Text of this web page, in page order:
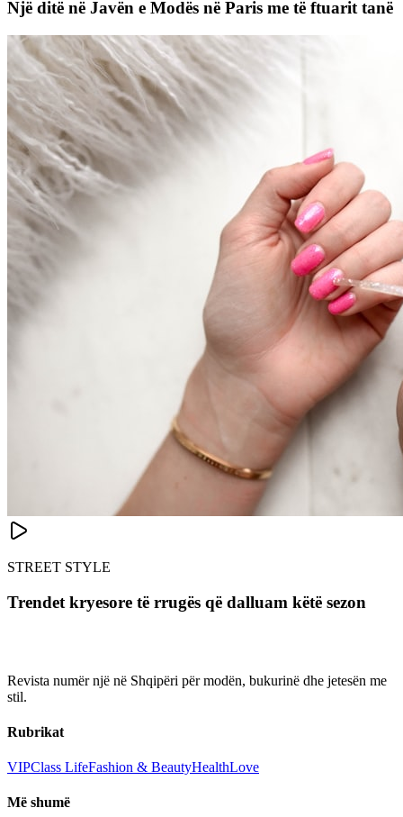
Një ditë në Javën e Modës në Paris me të ftuarit tanë
STREET STYLE
Trendet kryesore të rrugës që dalluam këtë sezon
Revista numër një në Shqipëri për modën, bukurinë dhe jetesën me
stil.
Rubrikat
VIPClass LifeFashion & BeautyHealthLove
Më shumë